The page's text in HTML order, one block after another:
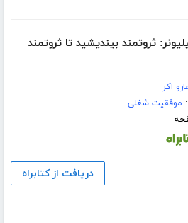
ثروتمند بیندیشید تا ثروتمند
اکر
موفقیت شغلی
دریافت از کتابراه